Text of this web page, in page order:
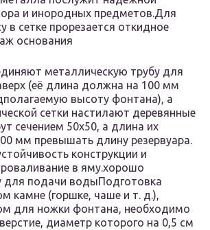
и инородных предметов.Для
в сетке прорезается откидное
основания
металлическую трубу для
(её длина должна на 100 мм
высоту фонтана), а
сетки настилают деревянные
сечением 50х50, а длина их
мм превышать длину резервуара.
конструкции и
в яму.хорошо
для подачи водыПодготовка
камне (горшке, чаше и т. д.),
для ножки фонтана, необходимо
диаметр которого на 0,5 см